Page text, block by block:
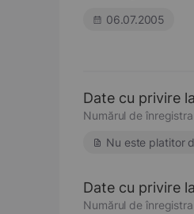
06.07.2005
Date cu privire
Numărul de
Nu este platitor
Date cu privire
Numărul de